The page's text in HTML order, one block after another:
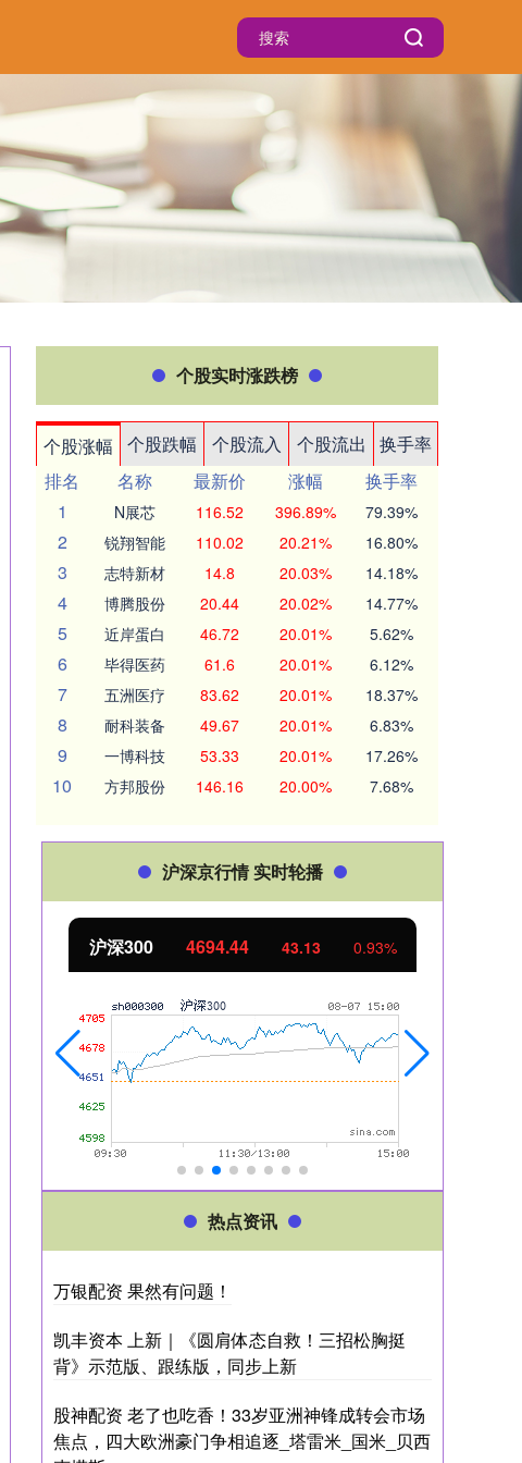
个股实时涨跌榜
个股涨幅 个股跌幅 个股流入 个股流出
换手率
排名
名称 最新价 涨幅
换手率
1
N展芯 116.52 396.89% 79.39%
2 锐翔智能 110.02 20.21% 16.80%
3 志特新材 14.8 20.03% 14.18%
4 博腾股份 20.44 20.02% 14.77%
5 近岸蛋白 46.72 20.01% 5.62%
6 毕得医药 61.6 20.01% 6.12%
7 五洲医疗 83.62 20.01% 18.37%
8 耐科装备 49.67 20.01% 6.83%
9 一博科技 53.33 20.01% 17.26%
10 方邦股份 146.16 20.00% 7.68%
沪深京行情 实时轮播
4694.44 43.13 0.93% 北证50
热点资讯
万银配资 果然有问题！
凯丰资本 上新｜《圆肩体态自救！三招松胸挺
背》示范版、跟练版，同步上新
股神配资 老了也吃香！33岁亚洲神锋成转会市场
焦点，四大欧洲豪门争相追逐_塔雷米_国米_贝西